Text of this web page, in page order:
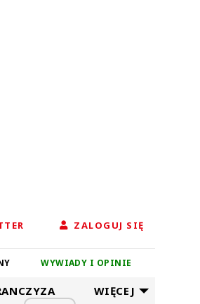
ZALOGUJ SIĘ
WYWIADY I OPINIE
WIĘCEJ